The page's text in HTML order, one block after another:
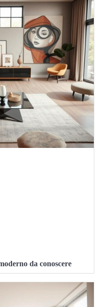
da conoscere